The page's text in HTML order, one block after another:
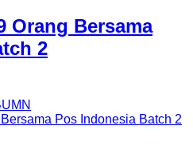
Orang Bersama
2